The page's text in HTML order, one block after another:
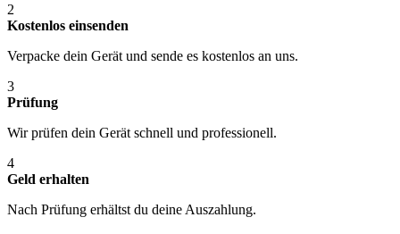
2
Kostenlos einsenden
Verpacke dein Gerät und sende es kostenlos an uns.
3
Prüfung
Wir prüfen dein Gerät schnell und professionell.
4
Geld erhalten
Nach Prüfung erhältst du deine Auszahlung.